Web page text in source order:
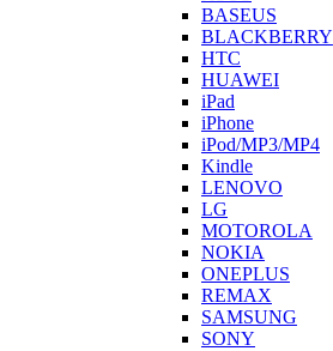
BASEUS
BLACKBERRY
HTC
HUAWEI
iPad
iPhone
iPod/MP3/MP4
Kindle
LENOVO
LG
MOTOROLA
NOKIA
ONEPLUS
REMAX
SAMSUNG
SONY